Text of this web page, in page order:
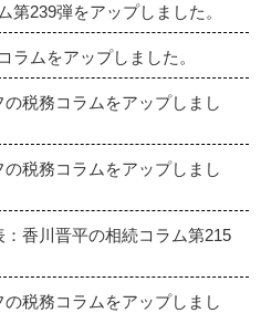
239弾をアップしました。
ムをアップしました。
税務コラムをアップしまし
税務コラムをアップしまし
香川晋平の相続コラム第215
税務コラムをアップしまし